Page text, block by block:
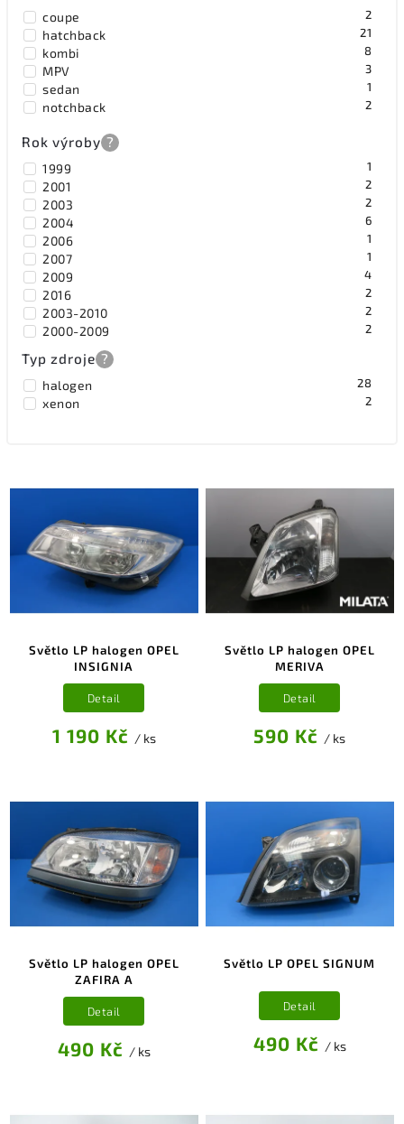
coupe 2
hatchback 21
kombi 8
MPV 3
sedan 1
notchback 2
Rok výroby ?
1999 1
2001 2
2003 2
2004 6
2006 1
2007 1
2009 4
2016 2
2003-2010 2
2000-2009 2
1994-2000
1999-2005
1998-2009 1
2002-2005 2
1
Typ zdroje ?
halogen 28
xenon 2
Světlo LP halogen OPEL
INSIGNIA
1 190 Kč / ks
Detail
Světlo LP halogen OPEL
MERIVA
590 Kč / ks
Detail
Světlo LP halogen OPEL
ZAFIRA A
490 Kč / ks
Detail
Světlo LP OPEL SIGNUM
490 Kč / ks
Detail